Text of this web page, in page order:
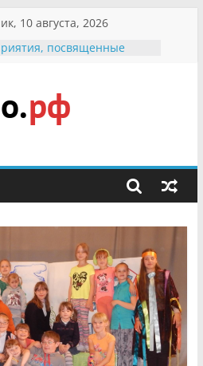
10 августа, 2026
посвященные
Инжавинского округа»
Великой
фронтовичке
в сети Интернет
«Сохраним
Воронинского
родились крапчатые